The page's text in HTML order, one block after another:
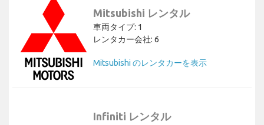
Mitsubishi レンタル
車両タイプ: 1
レンタカー会社: 6
Mitsubishi のレンタカーを表示
Infiniti レンタル